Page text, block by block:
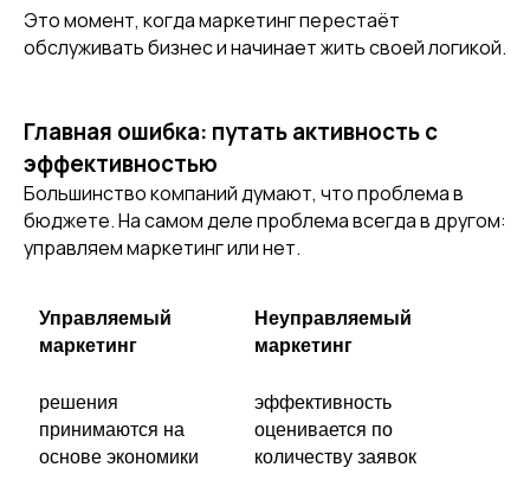
Это момент, когда маркетинг перестаёт
обслуживать бизнес и начинает жить своей логикой.
Главная ошибка: путать активность с
эффективностью
Большинство компаний думают, что проблема в
бюджете. На самом деле проблема всегда в другом:
управляем маркетинг или нет.
Управляемый
маркетинг
Неуправляемый
маркетинг
решения
принимаются на
основе экономики
эффективность
оценивается по
количеству заявок